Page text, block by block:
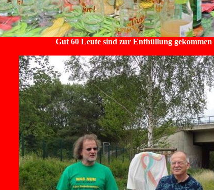
Gut 60 Leute sind zur Enthüllung gekommen